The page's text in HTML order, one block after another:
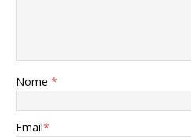
Nome *
Email*